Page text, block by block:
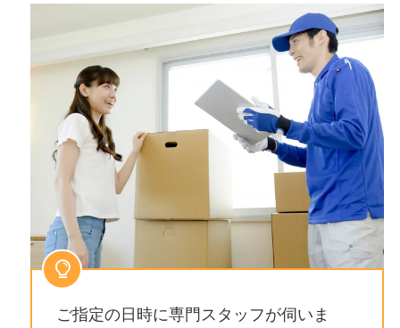
ご指定の日時に専門スタッフが伺いま